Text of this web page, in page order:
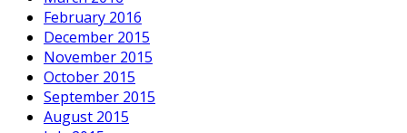
February 2016
December 2015
November 2015
October 2015
September 2015
August 2015